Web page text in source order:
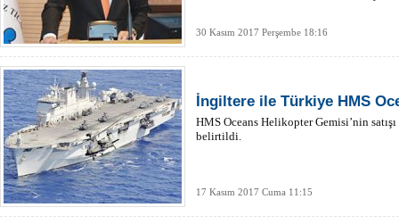
30 Kasım 2017 Perşembe 18:16
İngiltere ile Türkiye HMS
HMS Oceans Helikopter Gemisi’nin
belirtildi.
17 Kasım 2017 Cuma 11:15